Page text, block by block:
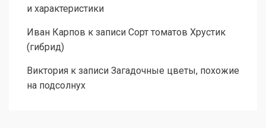
и характеристики
Иван Карпов к записи Сорт томатов Хрустик
(гибрид)
Виктория к записи Загадочные цветы, похожие
на подсолнух